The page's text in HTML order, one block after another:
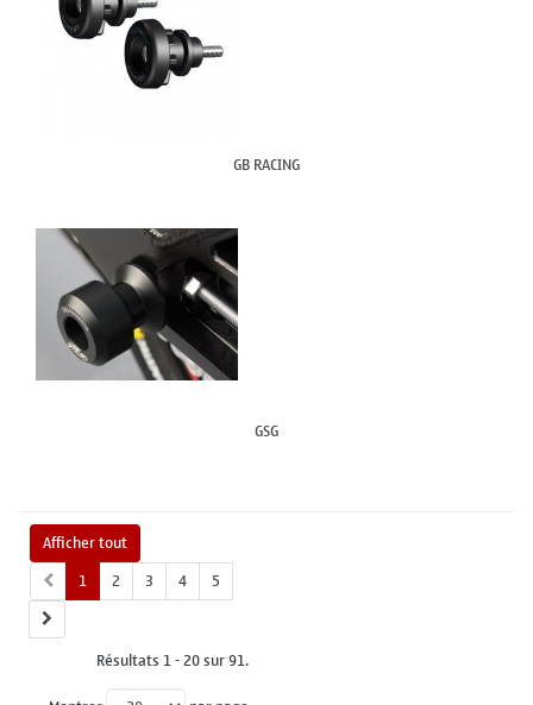
GB RACING
GSG
Afficher tout
1
2 3 4 5
Résultats 1 - 20 sur 91.